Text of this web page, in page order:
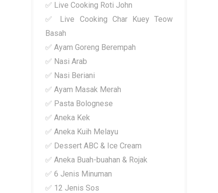
✅ Live Cooking Roti John
✅ Live Cooking Char Kuey Teow
Basah
✅ Ayam Goreng Berempah
✅ Nasi Arab
✅ Nasi Beriani
✅ Ayam Masak Merah
✅ Pasta Bolognese
✅ Aneka Kek
✅ Aneka Kuih Melayu
✅ Dessert ABC & Ice Cream
✅ Aneka Buah-buahan & Rojak
✅ 6 Jenis Minuman
✅ 12 Jenis Sos